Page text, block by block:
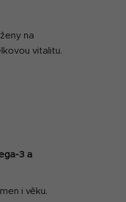
na
vitalitu.
3 a
i věku.